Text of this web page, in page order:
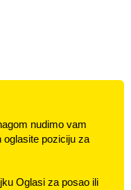
nudimo vam
oglasite poziciju za
Oglasi za posao ili